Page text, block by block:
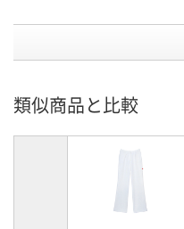
類似商品と比較